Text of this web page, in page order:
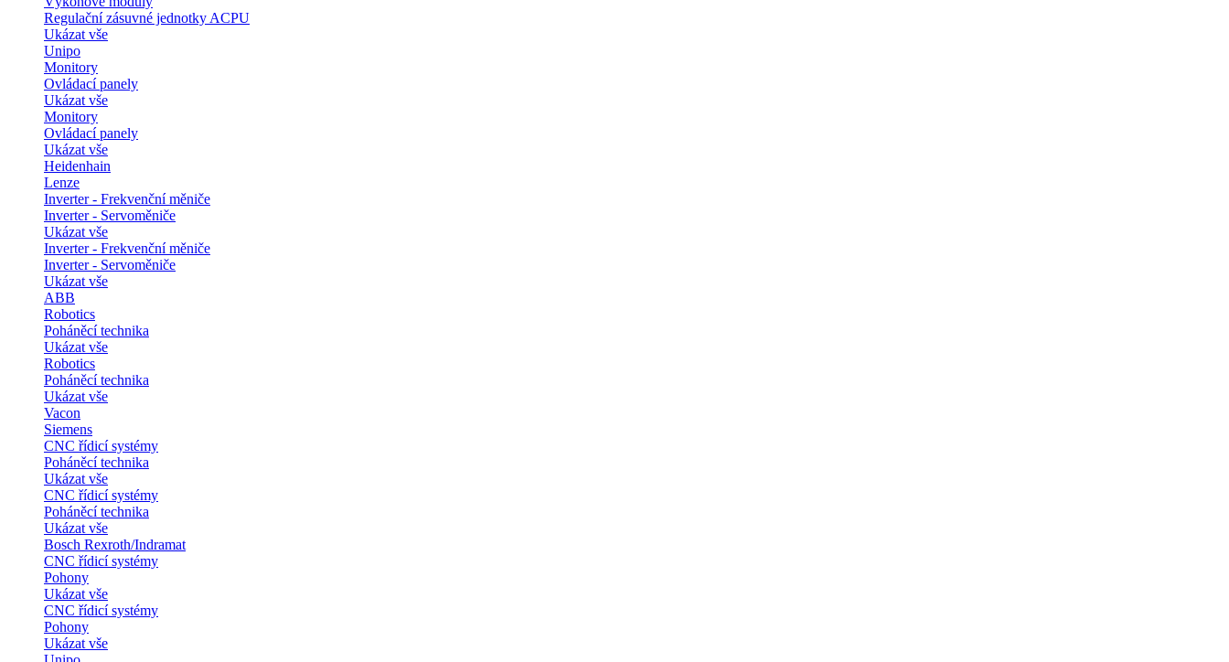
Regulační zásuvné jednotky ACPU
Ukázat vše
Unipo
Monitory
Ovládací panely
Ukázat vše
Monitory
Ovládací panely
Ukázat vše
Heidenhain
Lenze
Inverter - Frekvenční měniče
Inverter - Servoměniče
Ukázat vše
Inverter - Frekvenční měniče
Inverter - Servoměniče
Ukázat vše
ABB
Robotics
Poháněcí technika
Ukázat vše
Robotics
Poháněcí technika
Ukázat vše
Vacon
Siemens
CNC řídicí systémy
Poháněcí technika
Ukázat vše
CNC řídicí systémy
Poháněcí technika
Ukázat vše
Bosch Rexroth/Indramat
CNC řídicí systémy
Pohony
Ukázat vše
CNC řídicí systémy
Pohony
Ukázat vše